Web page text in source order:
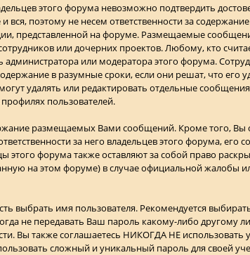
этого форума невозможно подтвердить
вся, поэтому не несем ответственности за
представленной на форуме. Размещаемые
или дочерних проектов. Любому, кто
или модератора этого форума.
в разумные сроки, если они решат, что его
удалять или редактировать отдельные
пользователей.
размещаемых Вами сообщений. Кроме того, Вы
за него владельцев этого форума, его
этого форума также оставляют за собой право
на этом форуме) в случае официальной жалобы
выбрать имя пользователя. Рекомендуется
не передавать Ваш пароль какому-либо другому
Вы также соглашаетесь НИКОГДА НЕ использовать
сложный и уникальный пароль для своей